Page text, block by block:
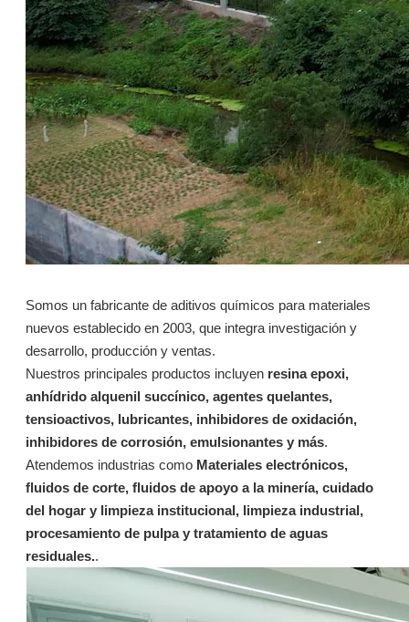
1425: Polimérico para fluidos de corte a base de agua y de aceite a base de aceite
Preguntar
1425: Polimérico para fluidos de corte a base de agua y de aceite a base de aceite
Preguntar
1425: Polimérico para fluidos de corte a base de agua y de aceite a base de aceite 1407: Éster sintético para fluidos de corte a base de aceite y agua.
Somos un fabricante de aditivos químicos para materiales
nuevos establecido en 2003, que integra investigación y
desarrollo, producción y ventas.
Nuestros principales productos incluyen resina epoxi,
anhídrido alquenil succínico, agentes quelantes,
tensioactivos, lubricantes, inhibidores de oxidación,
inhibidores de corrosión, emulsionantes y más.
Atendemos industrias como Materiales electrónicos,
fluidos de corte, fluidos de apoyo a la minería, cuidado
del hogar y limpieza institucional, limpieza industrial,
procesamiento de pulpa y tratamiento de aguas
residuales..